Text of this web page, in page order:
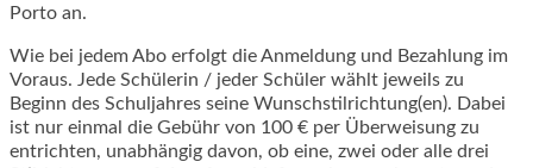
Porto an.
Wie bei jedem Abo erfolgt die Anmeldung und Bezahlung im
Voraus. Jede Schülerin / jeder Schüler wählt jeweils zu
Beginn des Schuljahres seine Wunschstilrichtung(en). Dabei
ist nur einmal die Gebühr von 100 € per Überweisung zu
entrichten, unabhängig davon, ob eine, zwei oder alle drei